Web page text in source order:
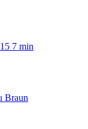
7 min
Braun